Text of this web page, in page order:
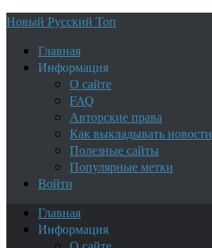
Новый Русский Топ
Главная
Информация
О сайте
FAQ
Авторские права
Как выкладывать новости
Полезные сайты
Популярные метки
Войти
Главная
Информация